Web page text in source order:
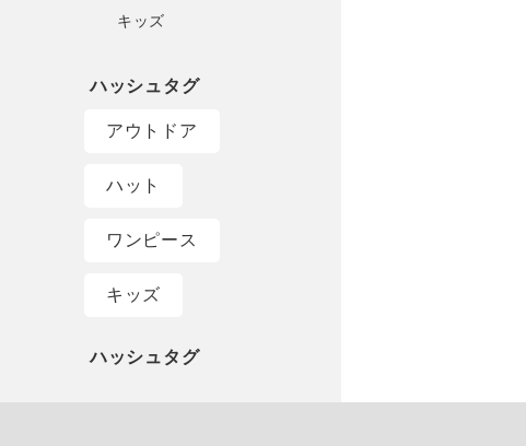
キッズ
アウトドア
ハット
ワンピース
キッズ